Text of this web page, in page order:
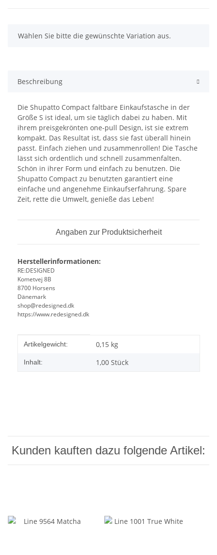
x
Wählen Sie bitte die gewünschte Variation aus.
Beschreibung
Die Shupatto Compact faltbare Einkaufstasche in der
Größe S ist ideal, um sie täglich dabei zu haben. Mit
ihrem preisgekrönten one-pull Design, ist sie extrem
kompakt. Das Resultat ist, dass sie fast überall hinein
passt. Einfach ziehen und zusammenrollen! Die Tasche
lässt sich ordentlich und schnell zusammenfalten.
Schön in ihrer Form und einfach zu benutzen. Die
Shupatto Compact zu benutzten garantiert eine
einfache und angenehme Einkaufserfahrung. Spare
Zeit, rette die Umwelt, genieße das Leben!
Angaben zur Produktsicherheit
Herstellerinformationen:
RE:DESIGNED
Kometvej 8B
8700 Horsens
Dänemark
shop@redesigned.dk
https://www.redesigned.dk
Produkteigenschaft
Wert
Artikelgewicht: 0,15 kg
Inhalt: 1,00 Stück
Kunden kauften dazu folgende Artikel: